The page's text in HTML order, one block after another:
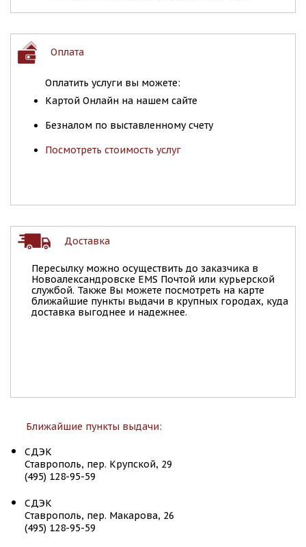
Оплата
Оплатить услуги вы можете:
Картой Онлайн на нашем сайте
Безналом по выставленному счету
Посмотреть стоимость услуг
Доставка
Пересылку можно осуществить до заказчика в
Новоалександровске EMS Почтой или курьерской
службой. Также Вы можете посмотреть на карте
ближайшие пункты выдачи в крупных городах, куда
доставка выгоднее и надежнее.
Ближайшие пункты выдачи:
СДЭК
Ставрополь, пер. Крупской, 29
(495) 128-95-59
СДЭК
Ставрополь, пер. Макарова, 26
(495) 128-95-59